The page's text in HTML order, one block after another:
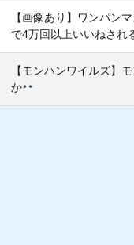
【画像あり】ワンパン
で4万回以上いいねされ
【モンハンワイルズ】
か